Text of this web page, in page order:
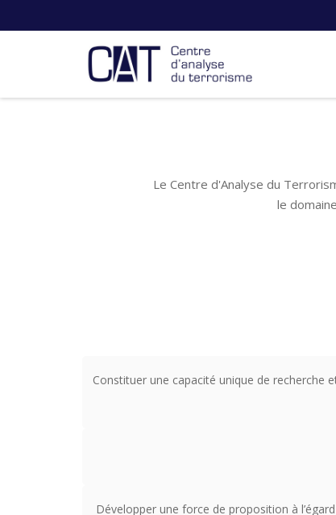
Le Centre d'Analyse du
le
Constituer une capacité unique de recherche
Développer une force de proposition à